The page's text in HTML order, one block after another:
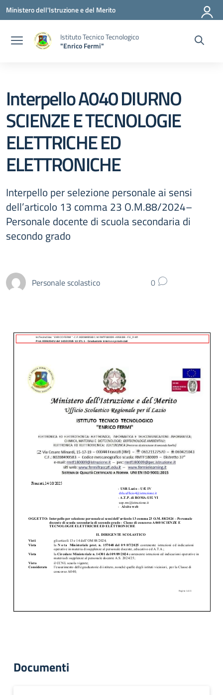
Vai ai contenuti
Vai al menu di navigazione
Vai al footer
Ministero dell'Istruzione e del Merito
Istituto Tecnico Tecnologico
"Enrico Fermi"
Interpello A040 DIURNO
SCIENZE E TECNOLOGIE
ELETTRICHE ED
ELETTRONICHE
Interpello per selezione personale ai sensi
dell’articolo 13 comma 23 O.M.88/2024–
Personale docente di scuola secondaria di
secondo grado
Personale scolastico 0
Documenti